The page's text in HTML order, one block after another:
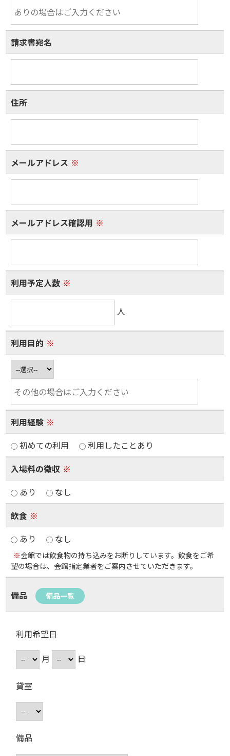
請求書宛名
住所
メールアドレス ※
メールアドレス確認用 ※
利用予定人数 ※
人
利用目的 ※
利用経験 ※
初めての利用
利用したことあり
入場料の徴収 ※
あり
なし
飲食 ※
あり
なし
※会館では飲食物の持ち込みをお断りしています。飲食をご希
望の場合は、会館指定業者をご案内させていただきます。
備品 備品一覧
利用希望日
月
日
貸室
備品